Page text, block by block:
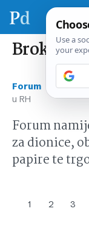
Forum
u RH
Forum
za dionice,
papire te
1 2 3